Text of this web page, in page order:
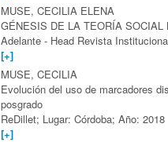
MUSE, CECILIA ELENA
GÉNESIS DE LA TEORÍA SOCIAL
Adelante - Head Revista
[+]
MUSE, CECILIA
Evolución del uso de marcadores
posgrado
ReDillet; Lugar: Córdoba; Año: 2018
[+]